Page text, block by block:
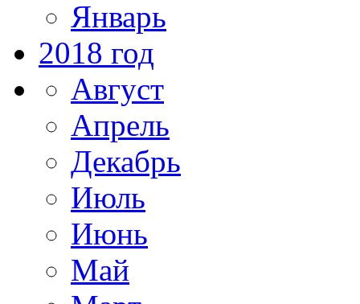
Январь
2018 год
Август
Апрель
Декабрь
Июль
Июнь
Май